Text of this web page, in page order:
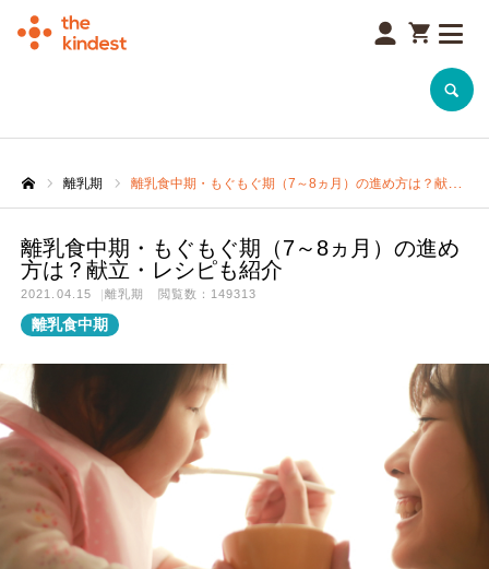
離乳期 離乳食中期・もぐもぐ期（7～8ヵ月）の進め方は？献立・レシピも紹介
離乳食中期・もぐもぐ期（7～8ヵ月）の進め
方は？献立・レシピも紹介
2021.04.15 離乳期 閲覧数：149313
離乳食中期